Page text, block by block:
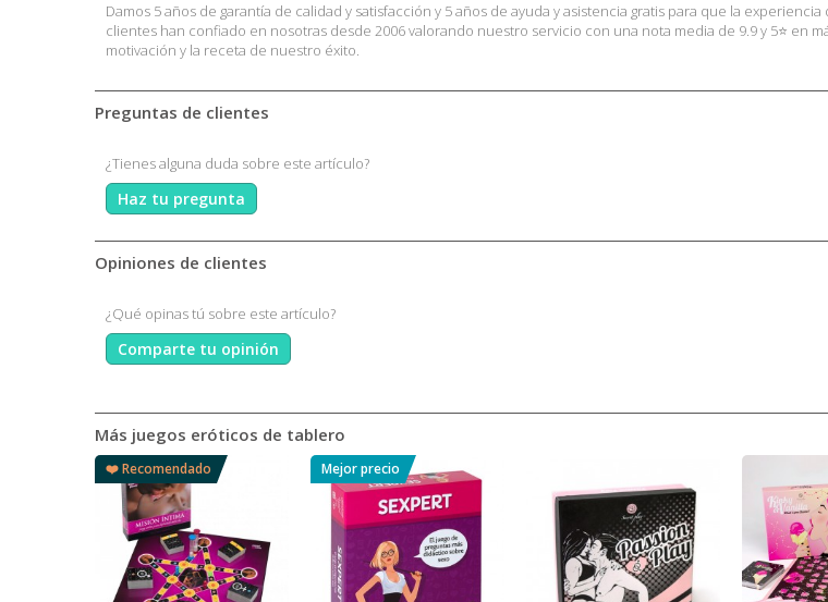
Damos 5 años de garantía de calidad y satisfacción y 5 años de ayuda y asistencia gratis para que la
clientes han confiado en nosotras desde 2006 valorando nuestro servicio con una nota media de 9.9 y 5⭐ en
motivación y la receta de nuestro éxito.
Preguntas de clientes
¿Tienes alguna duda sobre este artículo?
Haz tu pregunta
Opiniones de clientes
¿Qué opinas tú sobre este artículo?
Comparte tu opinión
Más juegos eróticos de tablero
❤️ Recomendado Mejor precio